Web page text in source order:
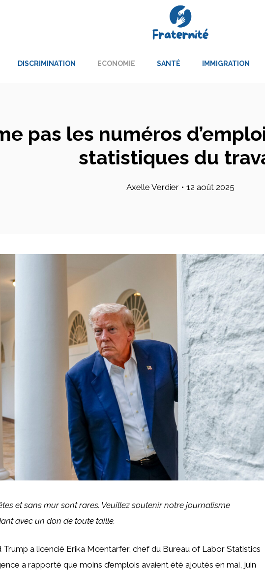
DISCRIMINATION ECONOMIE SANTÉ IMMIGRATION
pas les numéros
statistiques du
Axelle Verdier • 12 août 2025
et sans mur sont rares. Veuillez soutenir notre journalisme
avec un don de toute taille.
a licencié Erika Mcentarfer, chef du Bureau of Labor Statistics
a rapporté que moins d’emplois avaient été ajoutés en mai, juin